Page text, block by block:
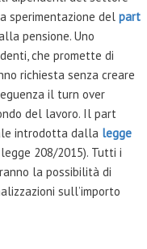
sperimentazione del part
pensione. Uno
che promette di
richiesta senza creare
il turn over
del lavoro. Il part
introdotta dalla legge
208/2015). Tutti i
la possibilità di
sull’importo